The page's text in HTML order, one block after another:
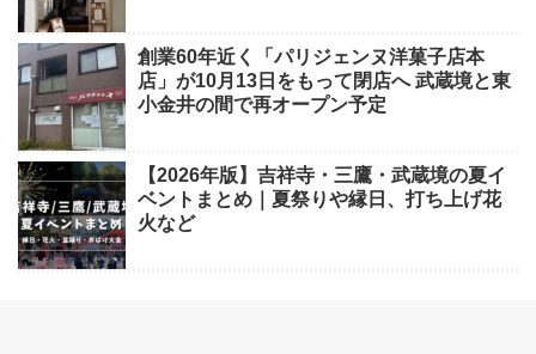
創業60年近く「パリジェンヌ洋菓子店本
店」が10月13日をもって閉店へ 武蔵境と東
小金井の間で再オープン予定
【2026年版】吉祥寺・三鷹・武蔵境の夏イ
ベントまとめ｜夏祭りや縁日、打ち上げ花
火など